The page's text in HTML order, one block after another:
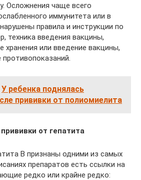
Осложнения чаще всего
иммунитета или в
правила и инструкции по
техника введения вакцины,
хранения или введение вакцины,
У ребенка поднялась
прививки от полиомиелита
от гепатита
В признаны одними из самых
препаратов есть ссылки на
редко или крайне редко: